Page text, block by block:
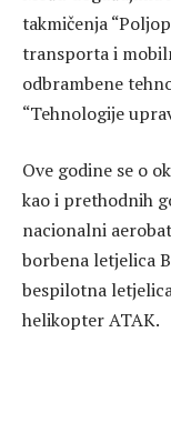
takmičenja
transporta i
odbrambene
“Tehnologije
Ove godine se o
kao i prethodnih
nacionalni
borbena letjelica
bespilotna
helikopter ATAK.